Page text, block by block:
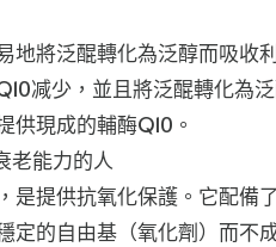
地將泛醌轉化為泛醇而吸收
减少，並且將泛醌轉化為
供現成的輔酶Q10。
老能力的人
是提供抗氧化保護。它配備
定的自由基（氧化劑）而不